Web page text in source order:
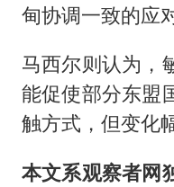
甸协调一致的应
马西尔则认为，
能促使部分东盟
触方式，但变化
本文系观察者网